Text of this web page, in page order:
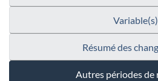
Variable(s)
Résumé des
Autres périodes de